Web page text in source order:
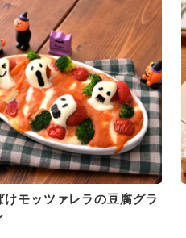
けモッツァレラの豆腐グラ